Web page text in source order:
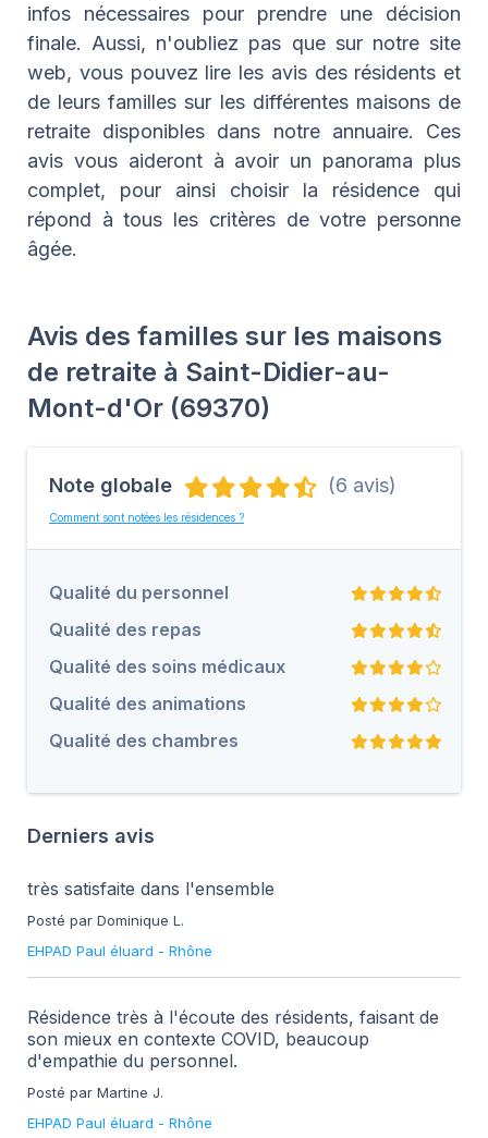
infos nécessaires pour prendre une décision
finale. Aussi, n'oubliez pas que sur notre site
web, vous pouvez lire les avis des résidents et
de leurs familles sur les différentes maisons de
retraite disponibles dans notre annuaire. Ces
avis vous aideront à avoir un panorama plus
complet, pour ainsi choisir la résidence qui
répond à tous les critères de votre personne
âgée.
Avis des familles sur les maisons
de retraite à Saint-Didier-au-
Mont-d'Or (69370)
Note globale (6 avis)
Comment sont notées les résidences ?
Qualité du personnel
Qualité des repas
Qualité des soins médicaux
Qualité des animations
Qualité des chambres
Derniers avis
très satisfaite dans l'ensemble
Posté par Dominique L.
EHPAD Paul éluard - Rhône
Résidence très à l'écoute des résidents, faisant de
son mieux en contexte COVID, beaucoup
d'empathie du personnel.
Posté par Martine J.
EHPAD Paul éluard - Rhône